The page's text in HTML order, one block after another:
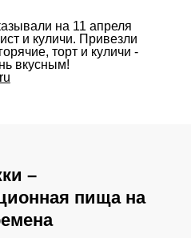
на 11 апреля
и куличи. Привезли
торт и куличи -
вкусным!
–
пища на